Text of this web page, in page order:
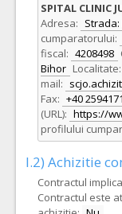
SPITAL CLINIC
Adresa: Strada:
cumparatorului:
fiscal: 4208498
Bihor Localitate:
mail:
Fax: +40
(URL): https://
profilului
I.2) Achizitie
Contractul
Contractul este